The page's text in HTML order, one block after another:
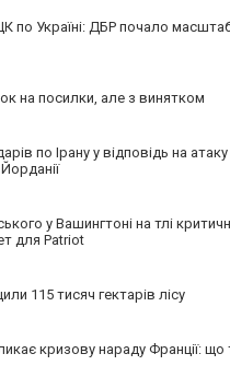
по Україні: ДБР почало
на посилки, але з винятком
по Ірану у відповідь на атаку
у Вашингтоні на тлі
для Patriot
115 тисяч гектарів лісу
кризову нараду Франції: що